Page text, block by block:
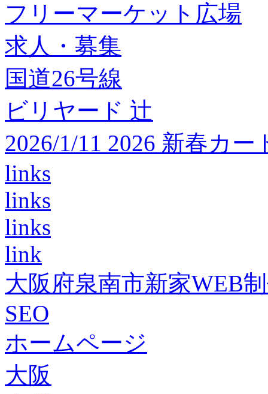
フリーマーケット広場
求人・募集
国道26号線
ビリヤード 辻
2026/1/11 2026 新春カ
links
links
links
link
大阪府泉南市新家WEB
SEO
ホームページ
大阪